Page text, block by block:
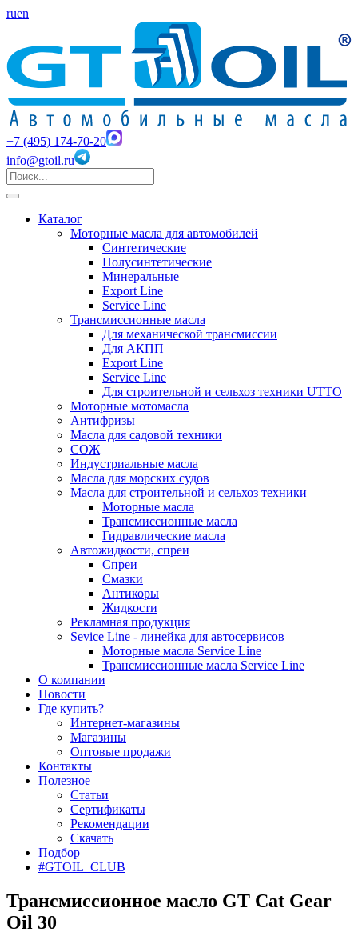
ruen
+7 (495) 174-70-20
info@gtoil.ru
Каталог
Моторные масла для автомобилей
Синтетические
Полусинтетические
Минеральные
Export Line
Service Line
Трансмиссионные масла
Для механической трансмиссии
Для АКПП
Export Line
Service Line
Для строительной и сельхоз техники UTTO
Моторные мотомасла
Антифризы
Масла для садовой техники
СОЖ
Индустриальные масла
Масла для морских судов
Масла для строительной и сельхоз техники
Моторные масла
Трансмиссионные масла
Гидравлические масла
Автожидкости, спреи
Спреи
Смазки
Антикоры
Жидкости
Рекламная продукция
Sevice Line - линейка для автосервисов
Моторные масла Service Line
Трансмиссионные масла Service Line
О компании
Новости
Где купить?
Интернет-магазины
Магазины
Оптовые продажи
Контакты
Полезное
Статьи
Сертификаты
Рекомендации
Скачать
Подбор
#GTOIL_CLUB
Трансмиссионное масло GT Cat Gear
Oil 30